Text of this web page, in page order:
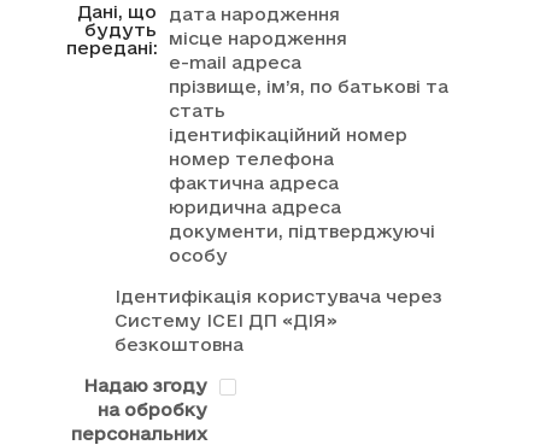
Дані, що
будуть
передані:
дата народження
місце народження
e-mail адреса
прізвище, ім’я, по батькові та
стать
ідентифікаційний номер
номер телефона
фактична адреса
юридична адреса
документи, підтверджуючі
особу
Ідентифікація користувача через
Систему ІСЕІ ДП «ДІЯ»
безкоштовна
Надаю згоду
на обробку
персональних